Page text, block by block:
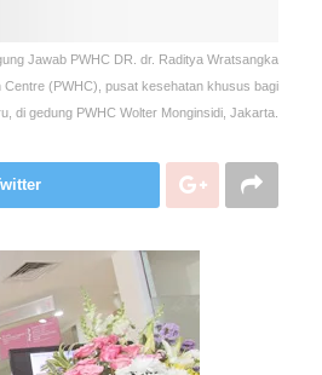
Jawab PWHC DR. dr. Raditya Wratsangka
Centre (PWHC), pusat kesehatan khusus bagi
di gedung PWHC Wolter Monginsidi, Jakarta.